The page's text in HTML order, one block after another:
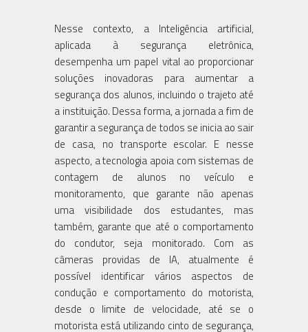
Nesse contexto, a Inteligência artificial,
aplicada à segurança eletrônica,
desempenha um papel vital ao proporcionar
soluções inovadoras para aumentar a
segurança dos alunos, incluindo o trajeto até
a instituição. Dessa forma, a jornada a fim de
garantir a segurança de todos se inicia ao sair
de casa, no transporte escolar. E nesse
aspecto, a tecnologia apoia com sistemas de
contagem de alunos no veículo e
monitoramento, que garante não apenas
uma visibilidade dos estudantes, mas
também, garante que até o comportamento
do condutor, seja monitorado. Com as
câmeras providas de IA, atualmente é
possível identificar vários aspectos de
condução e comportamento do motorista,
desde o limite de velocidade, até se o
motorista está utilizando cinto de segurança,